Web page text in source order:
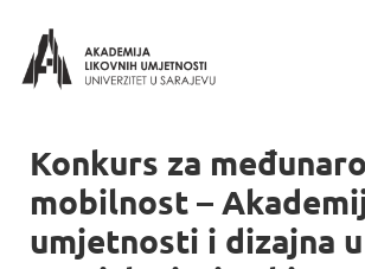
Konkurs za
mobilnost –
umjetnosti i dizajna u